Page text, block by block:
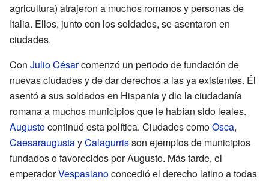
agricultura) atrajeron a muchos romanos y personas de
Italia. Ellos, junto con los soldados, se asentaron en
ciudades.
Con Julio Césarcomenzó un periodo de fundación de
nuevas ciudades y de dar derechos a las ya existentes. Él
asentó a sus soldados en Hispania y dio la ciudadanía
romana a muchos municipios que le habían sido leales.
Augustocontinuó esta política. Ciudades comoOsca,
CaesaraugustayCalagurrisson ejemplos de municipios
fundados o favorecidos por Augusto. Más tarde, el
emperadorVespasianoconcedió el derecho latino a todas